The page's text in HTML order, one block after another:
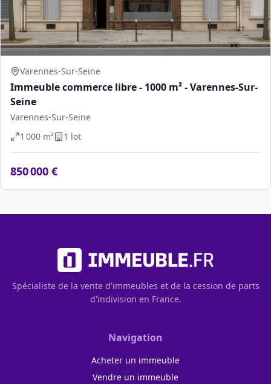
Varennes-Sur-Seine
Immeuble commerce libre - 1000 m² - Varennes-Sur-
Seine
Varennes-Sur-Seine
1 000 m² 1 lot
850 000 €
Spécialiste de la vente d'immeubles et de la cession de parts
d'indivision en France.
Navigation
Acheter un immeuble
Vendre un immeuble